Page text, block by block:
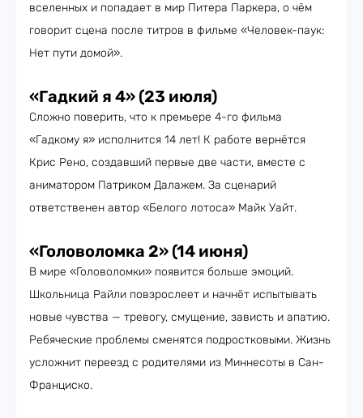
вселенных и попадает в мир Питера Паркера, о чём
говорит сцена после титров в фильме «Человек-паук:
Нет пути домой».
«Гадкий я 4» (23 июля)
Сложно поверить, что к премьере 4-го фильма
«Гадкому я» исполнится 14 лет! К работе вернётся
Крис Рено, создавший первые две части, вместе с
аниматором Патриком Далажем. За сценарий
ответственен автор «Белого лотоса» Майк Уайт.
«Головоломка 2» (14 июня)
В мире «Головоломки» появится больше эмоций.
Школьница Райли повзрослеет и начнёт испытывать
новые чувства — тревогу, смущение, зависть и апатию.
Ребяческие проблемы сменятся подростковыми. Жизнь
усложнит переезд с родителями из Миннесоты в Сан-
Франциско.